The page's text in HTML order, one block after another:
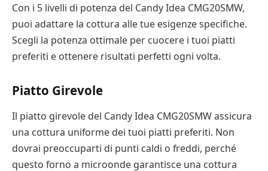
Con i 5 livelli di potenza del Candy Idea CMG20SMW,
puoi adattare la cottura alle tue esigenze specifiche.
Scegli la potenza ottimale per cuocere i tuoi piatti
preferiti e ottenere risultati perfetti ogni volta.
Piatto Girevole
Il piatto girevole del Candy Idea CMG20SMW assicura
una cottura uniforme dei tuoi piatti preferiti. Non
dovrai preoccuparti di punti caldi o freddi, perché
questo forno a microonde garantisce una cottura